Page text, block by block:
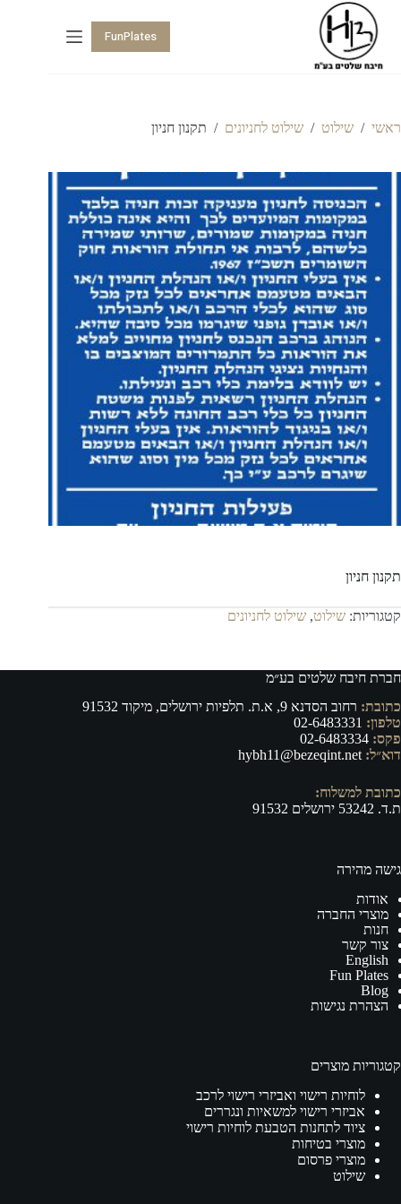
FunPlates
ראשי / שילוט / שילוט לחניונים / תקנון חניון
תקנון חניון
קטגוריות: שילוט, שילוט לחניונים
חברת חיבח שלטים בע״מ
כתובת: רחוב הסדנא 9, א.ת. תלפיות ירושלים, מיקוד 91532
טלפון: 02-6483331
פקס:
דוא״ל: hybh11@bezeqint.net
כתובת למשלוח:
ת.ד. 53242 ירושלים 91532
גישה מהירה
אודות
מוצרי החברה
חנות
צור קשר
English
Fun Plates
Blog
הצהרת נגישות
קטגוריות מוצרים
לוחיות רישוי ואביזרי רישוי לרכב
אביזרי רישוי למשאיות ונגררים
ציוד לתחנות הטבעת לוחיות רישוי
מוצרי בטיחות
מוצרי פרסום
שילוט